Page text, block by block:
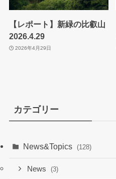
【レポート】新緑の比叡山
2026.4.29
2026年4月29日
カテゴリー
News&Topics (128)
News (3)